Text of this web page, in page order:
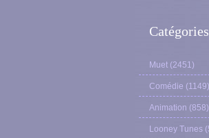
Catégories
Muet (2451)
Comédie (1149)
Animation (858)
Looney Tunes